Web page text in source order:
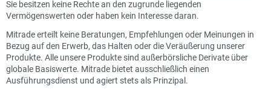
Sie besitzen keine Rechte an den zugrunde liegenden
Vermögenswerten oder haben kein Interesse daran.
Mitrade erteilt keine Beratungen, Empfehlungen oder Meinungen in
Bezug auf den Erwerb, das Halten oder die Veräußerung unserer
Produkte. Alle unsere Produkte sind außerbörsliche Derivate über
globale Basiswerte. Mitrade bietet ausschließlich einen
Ausführungsdienst und agiert stets als Prinzipal.